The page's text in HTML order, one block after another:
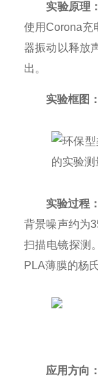
实验原理
使用Corona充
器振动以释放
出。
实验框图：
实验过程
背景噪声约为
扫描电镜探测
PLA薄膜的杨
应用方向